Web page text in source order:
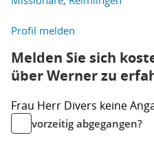
Profil melden
Melden Sie sich
über Werner zu
Frau Herr Divers keine
vorzeitig abgegangen?